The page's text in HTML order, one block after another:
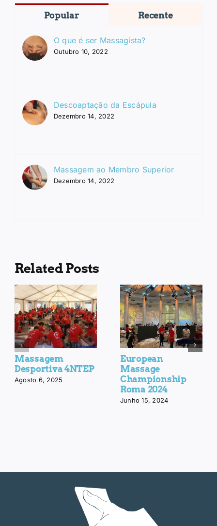
Popular Recente
O que é ser Massagista?
Outubro 10, 2022
Descoaptação da Escápula
Dezembro 14, 2022
Massagem ao Membro Superior
Dezembro 14, 2022
Related Posts
Massagem
Desportiva 4NTEP
Agosto 6, 2025
European
Massage
Championship
Roma 2024
Junho 15, 2024